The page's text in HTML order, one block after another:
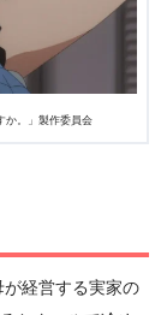
か。」製作委員会
経営する実家の